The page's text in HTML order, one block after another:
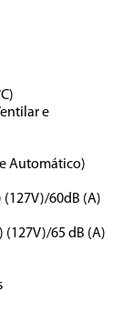
e
Automático)
60dB (A)
(127V)/65 dB (A)